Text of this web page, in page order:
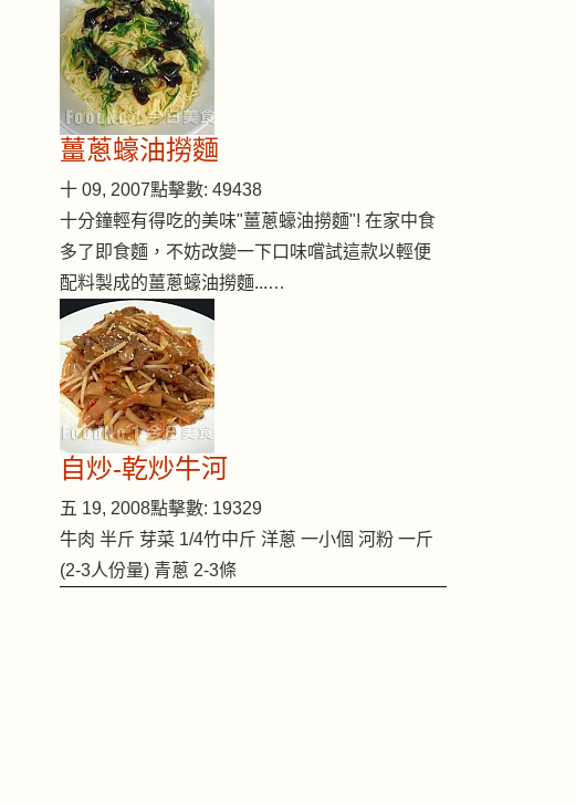
薑蔥蠔油撈麵
十 09, 2007點擊數: 49438
十分鐘輕有得吃的美味"薑蔥蠔油撈麵"! 在家中食
多了即食麵，不妨改變一下口味嚐試這款以輕便
配料製成的薑蔥蠔油撈麵...…
自炒-乾炒牛河
五 19, 2008點擊數: 19329
牛肉 半斤 芽菜 1/4竹中斤 洋蔥 一小個 河粉 一斤
(2-3人份量) 青蔥 2-3條